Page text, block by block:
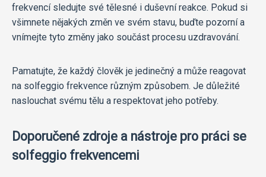
frekvencí sledujte své tělesné i duševní reakce. Pokud si
všimnete nějakých změn ve svém stavu, buďte pozorní a
vnímejte tyto změny jako součást procesu uzdravování.
Pamatujte, že každý člověk je jedinečný a může reagovat
na solfeggio frekvence různým způsobem. Je důležité
naslouchat svému tělu a respektovat jeho potřeby.
Doporučené zdroje a nástroje pro práci se
solfeggio frekvencemi